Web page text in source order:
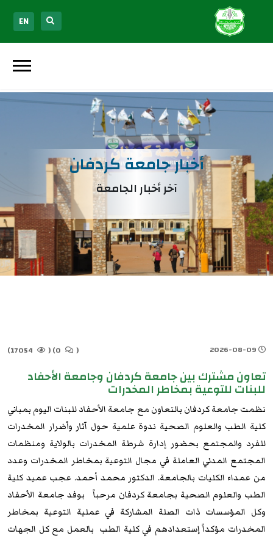
EN
أخبار جامعة كردفان
آخر أخبار الجامعة
(
(
تعاون مشترك بين جامعة كردفان وجامعة الأحفاد
للبنات للتوعية بمخاطر المخدرات
نظمت جامعة كردفان بالتعاون مع جامعة الأحفاد للبنات اليوم بمباني
كلية الطب والعلوم الصحية ندوة علمية حول آثار وأضرار المخدرات
للفرد والمجتمع بحضور إدارة شرطة المخدرات بالولاية ومنظمات
المجتمع المدني العاملة في مجال التوعية بمخاطر المخدرات وعدد
من عمداء الكليات بالجامعة. الدكتور محمد أحمد. عجب عميد كلية
الطب والعلوم الصحية بجامعة كردفان مرحباً بوفد جامعة الأحفاد
وكل المؤسسات ذات الصلة المشاركة في عملية التوعية بمخاطر
المخدرات مؤكداً إستعدادهم في كلية الطب بالعمل مع كل الجهات